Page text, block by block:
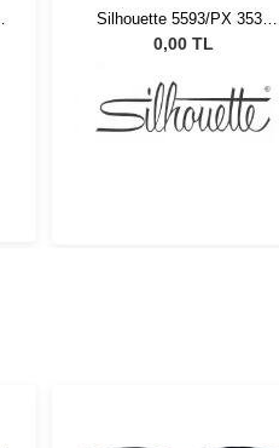
Silhouette 5593/PX 3530
52/17 G027
0,00 TL